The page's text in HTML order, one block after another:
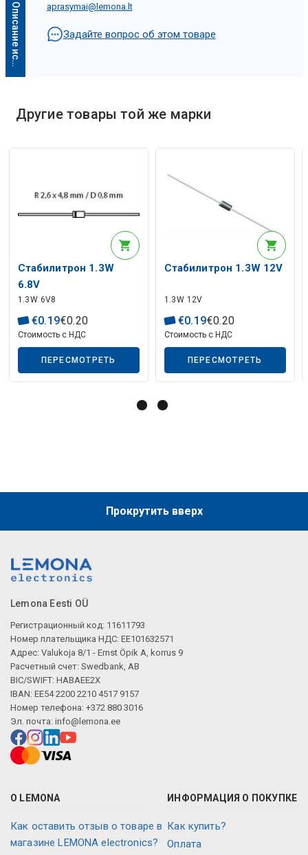
О
п
и
с
а
н
и
е
и
с
к
у
с
с
т
в
е
н
н
о
г
о
и
н
т
е
л
л
е
к
т
а
Описание искусственного интеллекта
Описание искусственного интеллекта
aprasymai@lemona.lt
Задайте вопрос об этом товаре
Другие товары той же марки
Стабилитрон 1.3W
6.8V
1.3W 6V8
€0.19€0.20
Стоимость с НДС
ПЕРЕСМОТРЕТЬ
Стабилитрон 1.3W 12V
1.3W 12V
€0.19€0.20
Стоимость с НДС
ПЕРЕСМОТРЕТЬ
Прокрутить вверх
Lemona Eesti OÜ
Регистрационный код: 11611793
Номер плательщика НДС: EE101632571
Адрес: Valukoja 8/1 - Ernst Öpik A, korrus 9
Расчетный счет: Swedbank, AB
BIC/SWIFT: HABAEE2X
IBAN: EE54 2200 2210 4517 9157
Номер телефона: +372 880 3016
Эл. почта: info@lemona.ee
О LEMONA
Как оставить отзыв о товаре в
магазине LEMONA electronics?
ИНФОРМАЦИЯ О ПОКУПКЕ
Как купить?
Оплата